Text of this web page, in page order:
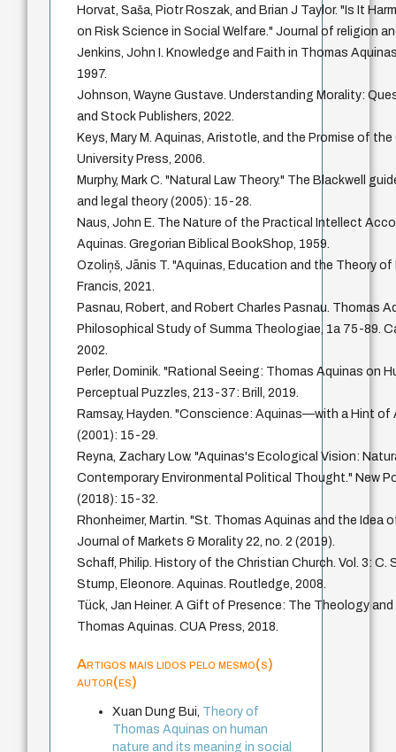
Horvat, Saša, Piotr Roszak, and Brian J Taylor. "Is It
on Risk Science in Social Welfare." Journal of religion
Jenkins, John I. Knowledge and Faith in Thomas
1997.
Johnson, Wayne Gustave. Understanding Morality:
and Stock Publishers, 2022.
Keys, Mary M. Aquinas, Aristotle, and the Promise of
University Press, 2006.
Murphy, Mark C. "Natural Law Theory." The Blackwell
and legal theory (2005): 15-28.
Naus, John E. The Nature of the Practical Intellect
Aquinas. Gregorian Biblical BookShop, 1959.
Ozoliņš, Jānis T. "Aquinas, Education and the Theory
Francis, 2021.
Pasnau, Robert, and Robert Charles Pasnau. Thomas
Philosophical Study of Summa Theologiae, 1a 75-89.
2002.
Perler, Dominik. "Rational Seeing: Thomas Aquinas on
Perceptual Puzzles, 213-37: Brill, 2019.
Ramsay, Hayden. "Conscience: Aquinas—with a Hint of
(2001): 15-29.
Reyna, Zachary Low. "Aquinas's Ecological Vision:
Contemporary Environmental Political Thought." New
(2018): 15-32.
Rhonheimer, Martin. "St. Thomas Aquinas and the Idea
Journal of Markets & Morality 22, no. 2 (2019).
Schaff, Philip. History of the Christian Church. Vol. 3: C.
Stump, Eleonore. Aquinas. Routledge, 2008.
Tück, Jan Heiner. A Gift of Presence: The Theology
Thomas Aquinas. CUA Press, 2018.
Artigos mais lidos pelo mesmo(s)
autor(es)
Xuan Dung Bui, Theory of
Thomas Aquinas on human
nature and its meaning in social